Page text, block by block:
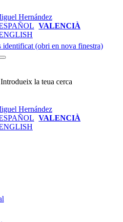
VALENCIÀ
identificat (obri en nova finestra)
Introdueix la teua cerca
VALENCIÀ